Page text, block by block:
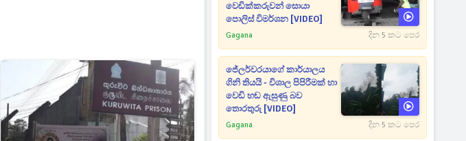
වෙඩික්කරුවන් සොයා
පොලිස් විමර්ශන [VIDEO]
Gagana දින 5 කට පෙර
ජේලර්වරයාගේ කාර්යාලය
ගිනි තියයි - විශාල පිපිරීමක් හා
වෙඩි හඬ ඇසුණු බව
තොරතුරු [VIDEO]
Gagana දින 5 කට පෙර